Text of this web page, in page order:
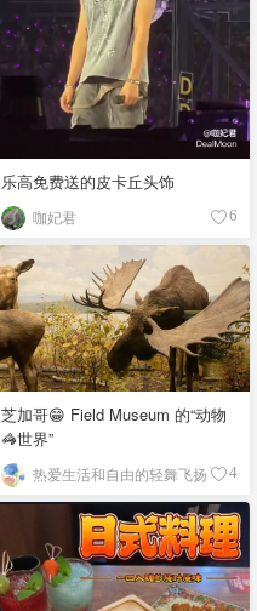
乐高免费送的皮卡丘头饰
咖妃君 6
芝加哥😁 Field Museum 的“动物
🦓世界”
热爱生活和自由的轻舞飞扬 4